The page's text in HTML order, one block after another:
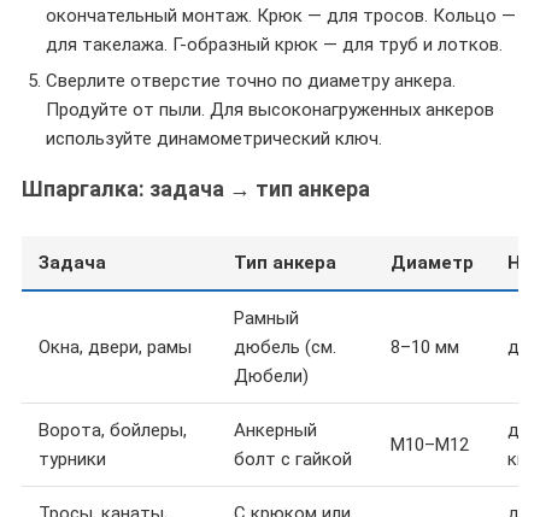
окончательный монтаж. Крюк — для тросов. Кольцо —
для такелажа. Г-образный крюк — для труб и лотков.
Сверлите отверстие точно по диаметру анкера.
Продуйте от пыли. Для высоконагруженных анкеров
используйте динамометрический ключ.
Шпаргалка: задача → тип анкера
Задача Тип анкера Диаметр
Окна, двери, рамы
Рамный
дюбель (см.
Дюбели)
8–10 мм до
Ворота, бойлеры,
турники
Анкерный
болт с гайкой
M10–M12
до
кг